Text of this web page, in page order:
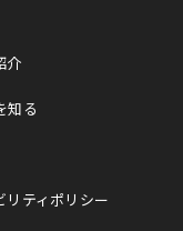
介
知る
リティポリシー